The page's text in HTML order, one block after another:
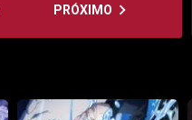
PRÓXIMO navigate_next